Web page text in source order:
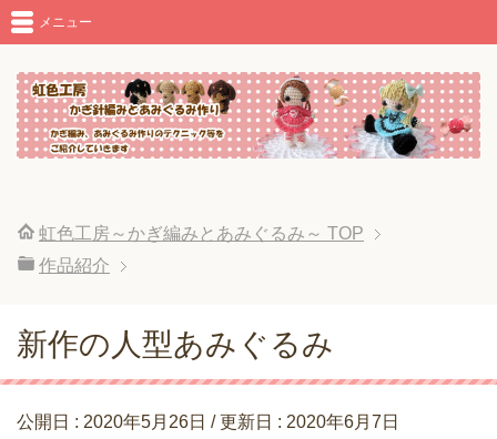
メニュー
虹色工房～かぎ編みとあみぐるみ～ TOP
作品紹介
新作の人型あみぐるみ
公開日 : 2020年5月26日 / 更新日 : 2020年6月7日